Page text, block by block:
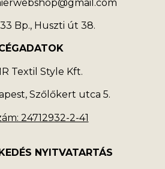
Bp., Huszti út 38.
Textil Style Kft.
Szőlőkert utca 5.
24712932-2-41
NYITVATARTÁS